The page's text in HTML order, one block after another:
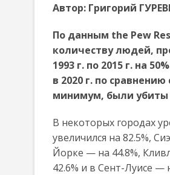
Автор: Григорий
По данным the Pew
количеству людей,
1993 г. по 2015 г. на
в 2020 г. по
минимум, были убиты
В некоторых городах
увеличился на 82.5%,
Йорке — на 44.8%,
42.6% и в Сент-Луисе